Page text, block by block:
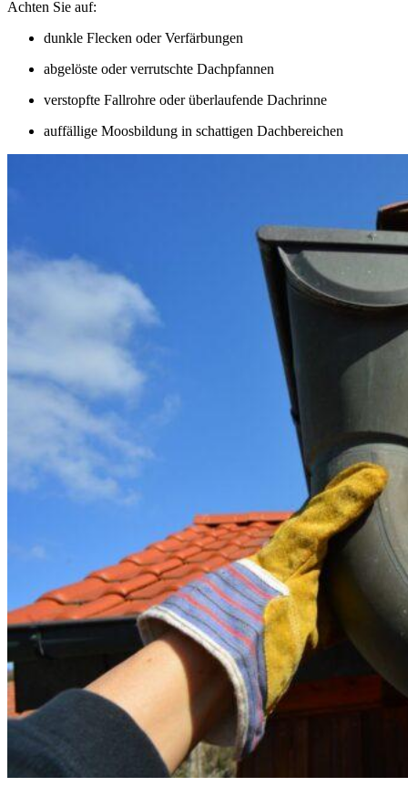
Achten Sie auf:
dunkle Flecken oder Verfärbungen
abgelöste oder verrutschte Dachpfannen
verstopfte Fallrohre oder überlaufende Dachrinne
auffällige Moosbildung in schattigen Dachbereichen